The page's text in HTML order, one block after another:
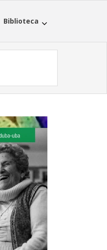
Biblioteca